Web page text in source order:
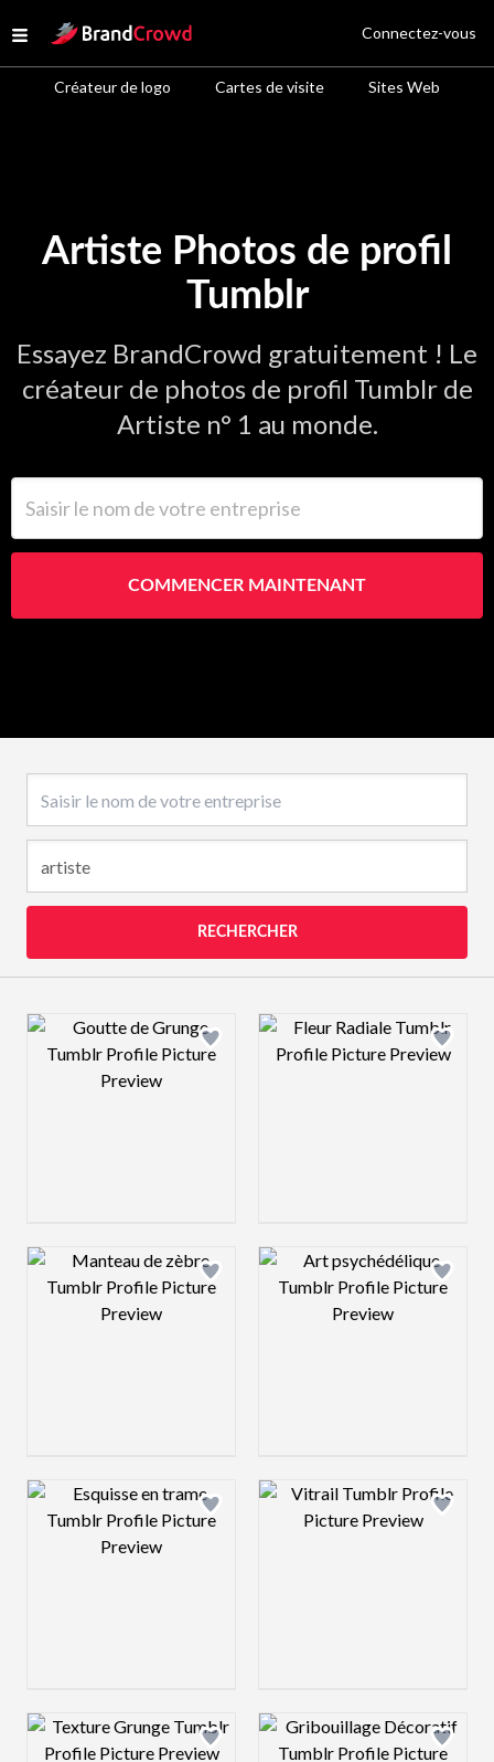
Open menu
Site Logo
Créateur de logo Cartes de visite Sites Web
Connectez-vous
Artiste Photos de profil
Tumblr
Essayez BrandCrowd gratuitement ! Le
créateur de photos de profil Tumblr de
Artiste n° 1 au monde.
COMMENCER MAINTENANT
RECHERCHER
Design preview image Design preview
Design preview image Design preview
Design preview image Design preview
Design preview image Design preview